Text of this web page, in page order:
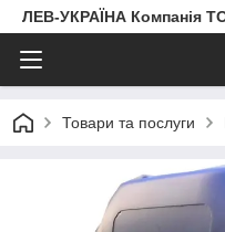
ЛЕВ-УКРАЇНА Компанія
Товари та послуги